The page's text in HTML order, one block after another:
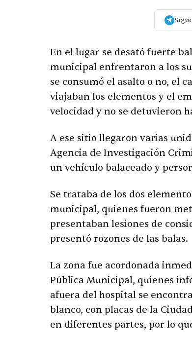
En el lugar se desató fuerte
municipal enfrentaron a los
se consumó el asalto o no, el
viajaban los elementos y el
velocidad y no se detuvieron
A ese sitio llegaron varias
Agencia de Investigación
un vehículo balaceado y
Se trataba de los dos
municipal, quienes fueron
presentaban lesiones de
presentó rozones de las balas.
La zona fue acordonada
Pública Municipal, quienes
afuera del hospital se
blanco, con placas de la
en diferentes partes, por lo